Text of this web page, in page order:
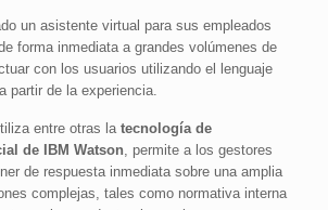
un asistente virtual para sus empleados
forma inmediata a grandes volúmenes de
con los usuarios utilizando el lenguaje
partir de la experiencia.
entre otras latecnología de
de IBM Watson, permite a los gestores
de respuesta inmediata sobre una amplia
complejas, tales como normativa interna